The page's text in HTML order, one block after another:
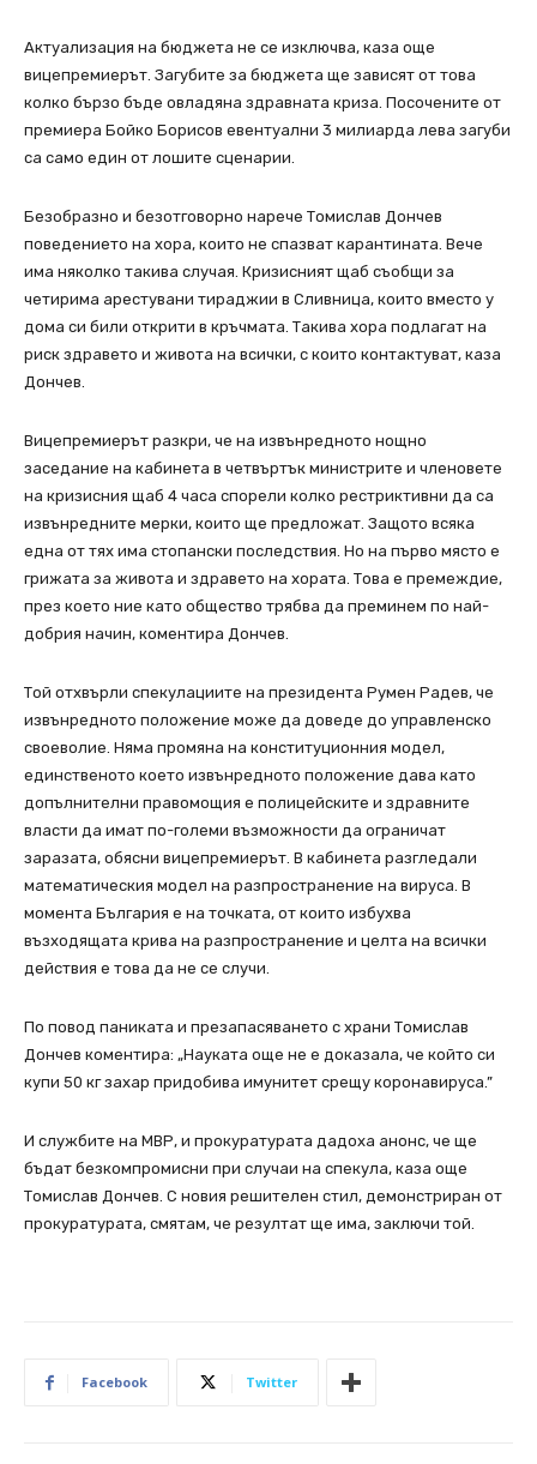
Актуализация на бюджета не се изключва, каза още
вицепремиерът. Загубите за бюджета ще зависят от това
колко бързо бъде овладяна здравната криза. Посочените от
премиера Бойко Борисов евентуални 3 милиарда лева загуби
са само един от лошите сценарии.
Безобразно и безотговорно нарече Томислав Дончев
поведението на хора, които не спазват карантината. Вече
има няколко такива случая. Кризисният щаб съобщи за
четирима арестувани тираджии в Сливница, които вместо у
дома си били открити в кръчмата. Такива хора подлагат на
риск здравето и живота на всички, с които контактуват, каза
Дончев.
Вицепремиерът разкри, че на извънредното нощно
заседание на кабинета в четвъртък министрите и членовете
на кризисния щаб 4 часа спорели колко рестриктивни да са
извънредните мерки, които ще предложат. Защото всяка
една от тях има стопански последствия. Но на първо място е
грижата за живота и здравето на хората. Това е премеждие,
през което ние като общество трябва да преминем по най-
добрия начин, коментира Дончев.
Той отхвърли спекулациите на президента Румен Радев, че
извънредното положение може да доведе до управленско
своеволие. Няма промяна на конституционния модел,
единственото което извънредното положение дава като
допълнителни правомощия е полицейските и здравните
власти да имат по-големи възможности да ограничат
заразата, обясни вицепремиерът. В кабинета разгледали
математическия модел на разпространение на вируса. В
момента България е на точката, от които избухва
възходящата крива на разпространение и целта на всички
действия е това да не се случи.
По повод паниката и презапасяването с храни Томислав
Дончев коментира: „Науката още не е доказала, че който си
купи 50 кг захар придобива имунитет срещу коронавируса.”
И службите на МВР, и прокуратурата дадоха анонс, че ще
бъдат безкомпромисни при случаи на спекула, каза още
Томислав Дончев. С новия решителен стил, демонстриран от
прокуратурата, смятам, че резултат ще има, заключи той.
Facebook Twitter